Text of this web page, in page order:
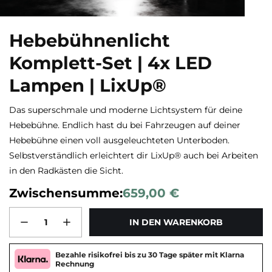
Hebebühnenlicht
Komplett-Set | 4x LED
Lampen | LixUp®
Das superschmale und moderne Lichtsystem für deine
Hebebühne. Endlich hast du bei Fahrzeugen auf deiner
Hebebühne einen voll ausgeleuchteten Unterboden.
Selbstverständlich erleichtert dir LixUp® auch bei Arbeiten
in den Radkästen die Sicht.
Zwischensumme:659,00 €
IN DEN WARENKORB
Bezahle risikofrei bis zu 30 Tage später mit Klarna
Rechnung